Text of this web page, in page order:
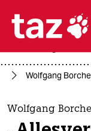

themen
krieg in der
Wolfgang
Wolfgang